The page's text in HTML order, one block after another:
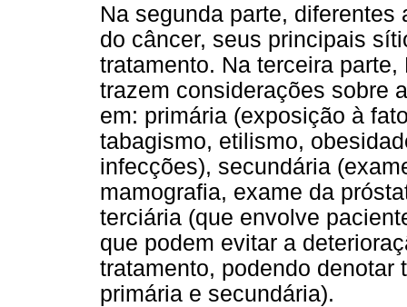
Na segunda parte,
do câncer, seus principais
tratamento. Na terceira
trazem considerações sobre
em: primária (exposição à
tabagismo, etilismo,
infecções), secundária
mamografia, exame da
terciária (que envolve
que podem evitar a
tratamento, podendo denotar
primária e secundária).